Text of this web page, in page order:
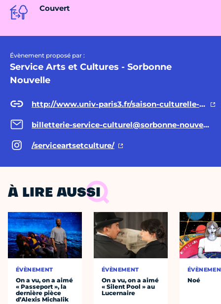
Couvert
Évènement proposé par :
Service Arts et Cultures - Sorbonne
Nouvelle
http://www.univ-paris3.fr/saison-culturelle-2023-2024-703804.kjsp?RH=1179926172259
billetterie-service-culturel@sorbonne-nouvelle.fr
/serviceartsetculture/
À LIRE AUSSI
ÉVÈNEMENT
On a vu, on a aimé
« Passeport », la
dernière pièce
d’Alexis Michalik
ÉVÈNEMENT
On a vu, on a aimé
« Silent Pool » au
Lucernaire
Noé